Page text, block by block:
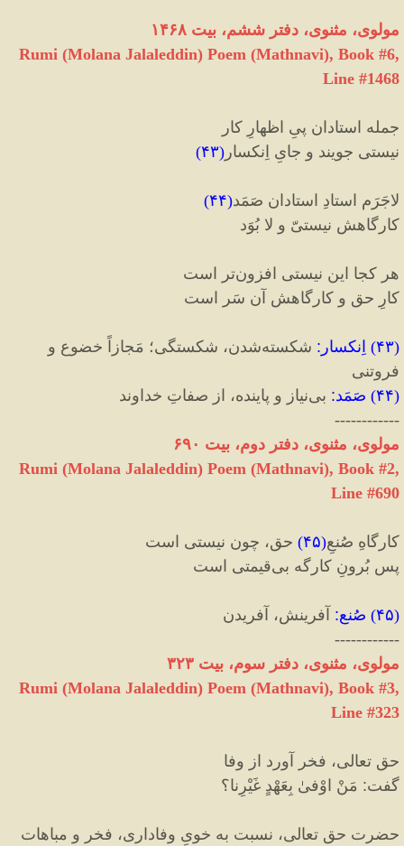
مولوی، مثنوی، دفتر ششم، بیت ۱۴۶۸
Rumi (Molana Jalaleddin) Poem (Mathnavi), Book #6,
Line #1468
جمله استادان پیِ اظهارِ کار
نیستی جویند و جایِ اِنکسار‌‌ (۴۳)
لاجَرَم استادِ استادان صَمَد‌‌(۴۴)
کارگاهش نیستیّ و لا بُوَد
هر کجا این نیستی افزون‌تر است
کارِ حق و کارگاهش آن سَر است
(۴۳) اِنکسار : شکسته‌شدن، شکستگی؛ مَجازاً خضوع و
فروتنی
(۴۴) صَمَد: بی‌نیاز و پاینده، از صفاتِ خداوند
------------
مولوی، مثنوی، دفتر دوم، بیت ۶۹۰
Rumi (Molana Jalaleddin) Poem (Mathnavi), Book #2,
Line #690
کارگاهِ صُنعِ‌‌(۴۵) حق، چون نیستی است
پس بُرونِ کارگه بی‌قیمتی است
(۴۵) صُنع: آفرینش، آفریدن
------------
مولوی، مثنوی، دفتر سوم، بیت ۳۲۳
Rumi (Molana Jalaleddin) Poem (Mathnavi), Book #3,
Line #323
حق تعالی، فخر آورد از وفا
گفت: مَنْ اوْفیٰ بِعَهْدٍ غَیْرِنا؟
حضرت حق تعالی، نسبت به خویِ وفاداری، فخر و مباهات